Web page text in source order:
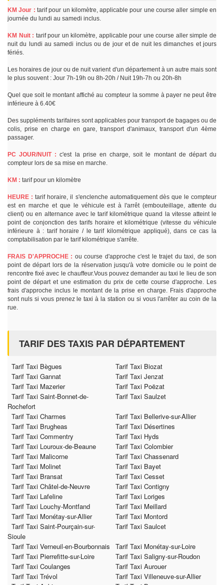
KM Jour : tarif pour un kilomètre, applicable pour une course aller simple en
journée du lundi au samedi inclus.
KM Nuit : tarif pour un kilomètre, applicable pour une course aller simple de
nuit du lundi au samedi inclus ou de jour et de nuit les dimanches et jours
fériés.
Les horaires de jour ou de nuit varient d'un département à un autre mais sont
le plus souvent : Jour 7h-19h ou 8h-20h / Nuit 19h-7h ou 20h-8h
Quel que soit le montant affiché au compteur la somme à payer ne peut être
inférieure à 6.40€
Des suppléments tarifaires sont applicables pour transport de bagages ou de
colis, prise en charge en gare, transport d'animaux, transport d'un 4ème
passager.
PC JOUR/NUIT : c'est la prise en charge, soit le montant de départ du
compteur lors de sa mise en marche.
KM : tarif pour un kilomètre
HEURE : tarif horaire, il s'enclenche automatiquement dès que le compteur
est en marche et que le véhicule est à l'arrêt (embouteillage, attente du
client) ou en alternance avec le tarif kilométrique quand la vitesse atteint le
point de conjonction des tarifs horaire et kilométrique (vitesse du véhicule
inférieure à : tarif horaire / le tarif kilométrique appliqué), dans ce cas la
comptabilisation par le tarif kilométrique s'arrête.
FRAIS D'APPROCHE : ou course d'approche c'est le trajet du taxi, de son
point de départ lors de la réservation jusqu'à votre domicile ou le point de
rencontre fixé avec le chauffeur.Vous pouvez demander au taxi le lieu de son
point de départ et une estimation du prix de cette course d'approche. Les
frais d'approche inclus le montant de la prise en charge. Frais d'approche
sont nuls si vous prenez le taxi à la station ou si vous l'arrêter au coin de la
rue.
TARIF DES TAXIS PAR DÉPARTEMENT
Tarif Taxi Bègues
Tarif Taxi Biozat
Tarif Taxi Gannat
Tarif Taxi Jenzat
Tarif Taxi Mazerier
Tarif Taxi Poëzat
Tarif Taxi Saint-Bonnet-de-
Rochefort
Tarif Taxi Saulzet
Tarif Taxi Charmes
Tarif Taxi Bellerive-sur-Allier
Tarif Taxi Brugheas
Tarif Taxi Désertines
Tarif Taxi Commentry
Tarif Taxi Hyds
Tarif Taxi Louroux-de-Beaune
Tarif Taxi Colombier
Tarif Taxi Malicorne
Tarif Taxi Chassenard
Tarif Taxi Molinet
Tarif Taxi Bayet
Tarif Taxi Bransat
Tarif Taxi Cesset
Tarif Taxi Châtel-de-Neuvre
Tarif Taxi Contigny
Tarif Taxi Lafeline
Tarif Taxi Loriges
Tarif Taxi Louchy-Montfand
Tarif Taxi Meillard
Tarif Taxi Monétay-sur-Allier
Tarif Taxi Montord
Tarif Taxi Saint-Pourçain-sur-
Sioule
Tarif Taxi Saulcet
Tarif Taxi Verneuil-en-Bourbonnais
Tarif Taxi Monétay-sur-Loire
Tarif Taxi Pierrefitte-sur-Loire
Tarif Taxi Saligny-sur-Roudon
Tarif Taxi Coulanges
Tarif Taxi Aurouer
Tarif Taxi Trévol
Tarif Taxi Villeneuve-sur-Allier